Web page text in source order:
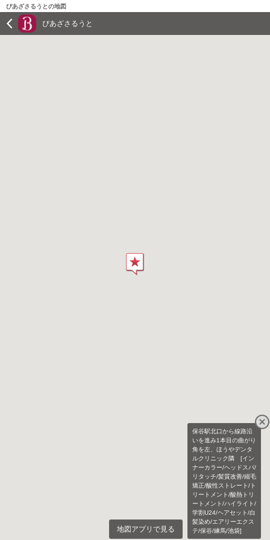
ぴあざさるうとの地図
ぴあざさるうと
保谷駅北口から線路沿
いを進み1本目の曲がり
角を左、ほうやデンタ
ルクリニック隣 [イン
ナーカラー/ヘッドスパ/
リタッチ/髪質改善/縮毛
矯正/酸性ストレート/ト
リートメント/酸熱トリ
ートメント/ハイライト/
学割U24/ヘアセット/白
髪染め/エアリーエクス
テ/保谷/練馬/池袋]
地図アプリで見る